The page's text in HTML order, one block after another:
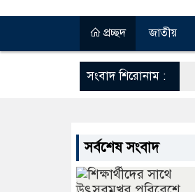
প্রচ্ছদ জাতীয়
সংবাদ শিরোনাম :
সর্বশেষ সংবাদ